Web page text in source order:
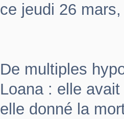
ce jeudi 26
De multiples
Loana : elle avait
elle donné la